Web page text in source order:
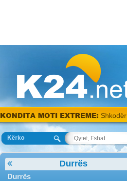
KONDITA MOTI EXTREME: Berat 39
°C
Kërko
Durrës
Durrës